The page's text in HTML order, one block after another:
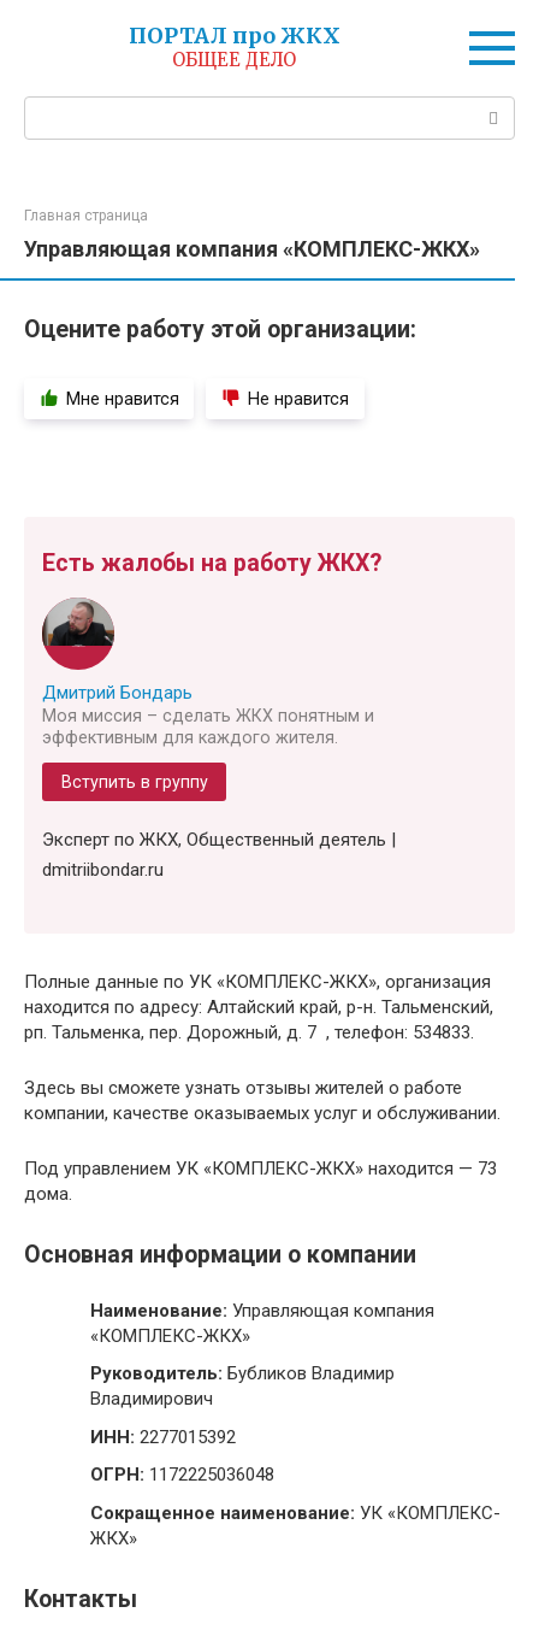
ПОРТАЛ про ЖКХ
ОБЩЕЕ ДЕЛО
Поиск:
Главная страница
Управляющая компания «КОМПЛЕКС-ЖКХ»
Оцените работу этой организации:
Мне нравится Не нравится
Есть жалобы на работу ЖКХ?
Дмитрий Бондарь
Моя миссия – сделать ЖКХ понятным и
эффективным для каждого жителя.
Вступить в группу
Эксперт по ЖКХ, Общественный деятель |
dmitriibondar.ru
Полные данные по УК «КОМПЛЕКС-ЖКХ», организация
находится по адресу: Алтайский край, р-н. Тальменский,
рп. Тальменка, пер. Дорожный, д. 7 , телефон: 534833.
Здесь вы сможете узнать отзывы жителей о работе
компании, качестве оказываемых услуг и обслуживании.
Под управлением УК «КОМПЛЕКС-ЖКХ» находится — 73
дома.
Основная информации о компании
Наименование: Управляющая компания
«КОМПЛЕКС-ЖКХ»
Руководитель: Бубликов Владимир
Владимирович
ИНН: 2277015392
ОГРН: 1172225036048
Сокращенное наименование: УК «КОМПЛЕКС-
ЖКХ»
Контакты